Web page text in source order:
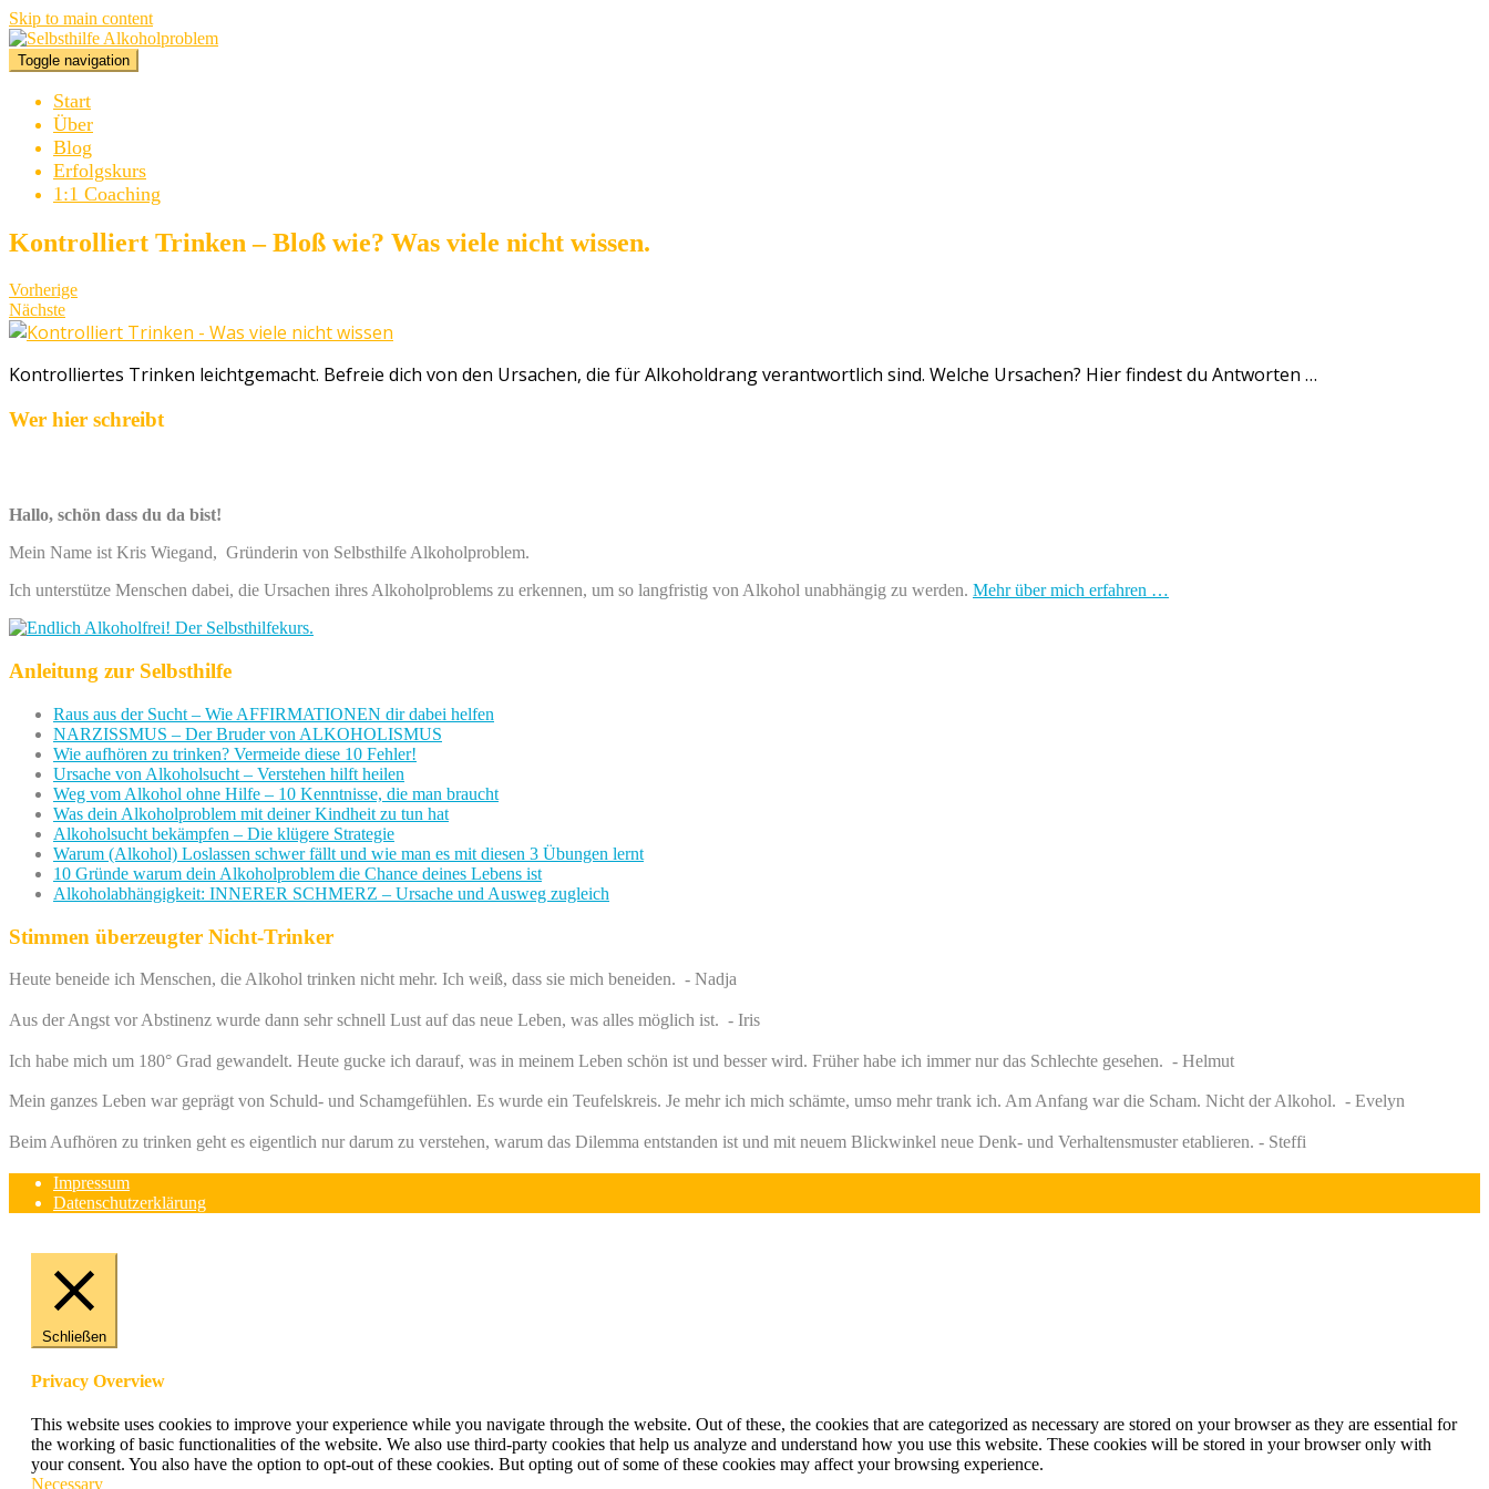
Skip to main content
Toggle navigation
Start
Über
Blog
Erfolgskurs
1:1 Coaching
Kontrolliert Trinken – Bloß wie? Was viele nicht wissen.
Vorherige
Nächste
Kontrolliertes Trinken leichtgemacht. Befreie dich von den Ursachen, die für Alkoholdrang verantwortlich sind. Welche Ursachen? Hier findest du Antworten …
Wer hier schreibt
Hallo, schön dass du da bist!
Mein Name ist Kris Wiegand, Gründerin von Selbsthilfe Alkoholproblem.
Ich unterstütze Menschen dabei, die Ursachen ihres Alkoholproblems zu erkennen, um so langfristig von Alkohol unabhängig zu werden. Mehr über mich erfahren …
Anleitung zur Selbsthilfe
Raus aus der Sucht – Wie AFFIRMATIONEN dir dabei helfen
NARZISSMUS – Der Bruder von ALKOHOLISMUS
Wie aufhören zu trinken? Vermeide diese 10 Fehler!
Ursache von Alkoholsucht – Verstehen hilft heilen
Weg vom Alkohol ohne Hilfe – 10 Kenntnisse, die man braucht
Was dein Alkoholproblem mit deiner Kindheit zu tun hat
Alkoholsucht bekämpfen – Die klügere Strategie
Warum (Alkohol) Loslassen schwer fällt und wie man es mit diesen 3 Übungen lernt
10 Gründe warum dein Alkoholproblem die Chance deines Lebens ist
Alkoholabhängigkeit: INNERER SCHMERZ – Ursache und Ausweg zugleich
Stimmen überzeugter Nicht-Trinker
Heute beneide ich Menschen, die Alkohol trinken nicht mehr. Ich weiß, dass sie mich beneiden. - Nadja
Aus der Angst vor Abstinenz wurde dann sehr schnell Lust auf das neue Leben, was alles möglich ist. - Iris
Ich habe mich um 180° Grad gewandelt. Heute gucke ich darauf, was in meinem Leben schön ist und besser wird. Früher habe ich immer nur das Schlechte gesehen. - Helmut
Mein ganzes Leben war geprägt von Schuld- und Schamgefühlen. Es wurde ein Teufelskreis. Je mehr ich mich schämte, umso mehr trank ich. Am Anfang war die Scham. Nicht der Alkohol. - Evelyn
Beim Aufhören zu trinken geht es eigentlich nur darum zu verstehen, warum das Dilemma entstanden ist und mit neuem Blickwinkel neue Denk- und Verhaltensmuster etablieren. - Steffi
Impressum
Datenschutzerklärung
Schließen
Privacy Overview
This website uses cookies to improve your experience while you navigate through the website. Out of these, the cookies that are categorized as necessary are stored on your browser as they are essential for
the working of basic functionalities of the website. We also use third-party cookies that help us analyze and understand how you use this website. These cookies will be stored in your browser only with
your consent. You also have the option to opt-out of these cookies. But opting out of some of these cookies may affect your browsing experience.
Necessary